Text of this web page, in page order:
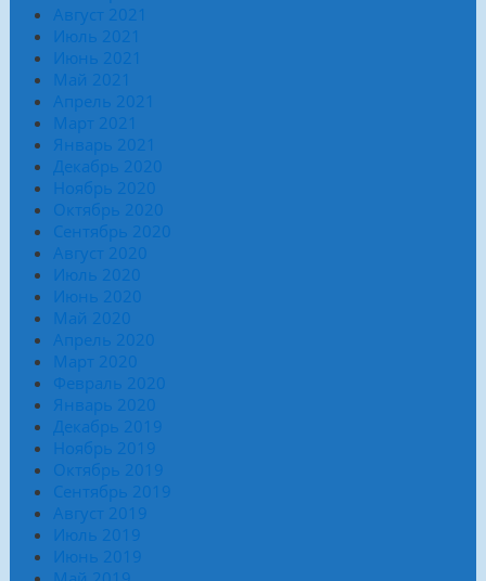
Август 2021
Июль 2021
Июнь 2021
Май 2021
Апрель 2021
Март 2021
Январь 2021
Декабрь 2020
Ноябрь 2020
Октябрь 2020
Сентябрь 2020
Август 2020
Июль 2020
Июнь 2020
Май 2020
Апрель 2020
Март 2020
Февраль 2020
Январь 2020
Декабрь 2019
Ноябрь 2019
Октябрь 2019
Сентябрь 2019
Август 2019
Июль 2019
Июнь 2019